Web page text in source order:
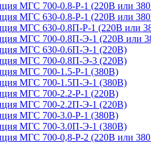
МГС 700-0.8-Р-1 (220В или
МГС 630-0.8-Р-1 (220В или
МГС 630-0.8П-Р-1 (220В или
МГС 700-0.8П-Э-1 (220В или
МГС 630-0.6П-Э-1 (220В)
МГС 700-0.8П-Э-3 (220В)
МГС 700-1.5-Р-1 (380В)
МГС 700-1.5П-Э-1 (380В)
МГС 700-2.2-Р-1 (220В)
МГС 700-2.2П-Э-1 (220В)
МГС 700-3.0-Р-1 (380В)
МГС 700-3.0П-Э-1 (380В)
МГС 700-0,8-Р-2 (220В или